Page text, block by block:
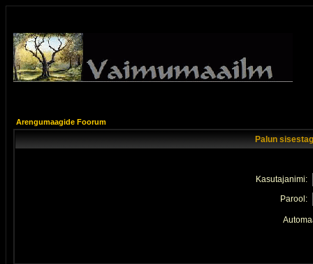
Arengumaagide Foorum
Palun
Kasutajanimi:
Parool: